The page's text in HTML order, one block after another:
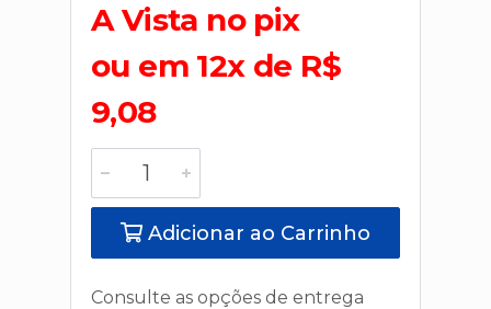
A Vista no pix
ou em 12x de R$
9,08
Adicionar ao Carrinho
Consulte as opções de entrega